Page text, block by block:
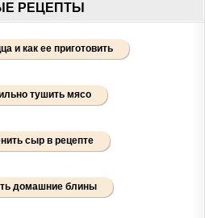
РЕЦЕПТЫ
и как ее приготовить
тушить мясо
сыр в рецепте
домашние блины